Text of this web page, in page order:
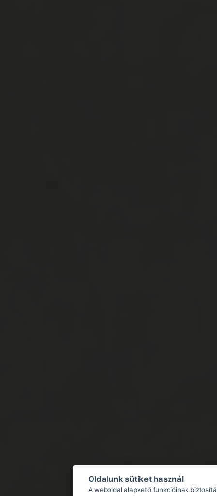
Oldalunk sütiket használ
A weboldal alapvető funkcióinak